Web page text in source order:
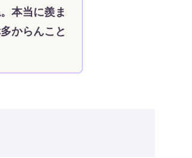
本当に羨ま
からんこと